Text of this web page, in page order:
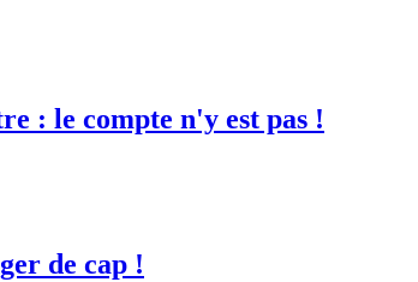
: le compte n'y est pas !
de cap !